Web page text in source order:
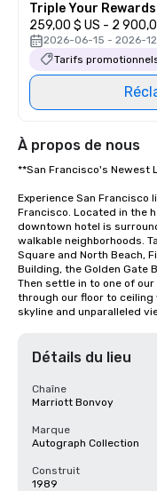
Triple Your
259,00 $ US - 2
2026-06-15 - 2026-
Tarifs
À propos de nous
**San Francisco's Newest
Experience San Francisco
Francisco. Located in the
downtown hotel is
walkable neighborhoods.
Square and North Beach,
Building, the Golden Gate
Then settle in to one of
through our floor to
skyline and unparalleled
Détails du lieu
Chaîne
Marriott Bonvoy
Marque
Autograph Collection
Construit
1989